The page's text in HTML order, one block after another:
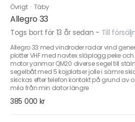
Övrigt · Täby
Allegro 33
Togs bort för 13 år sedan - Till
Allegro 33 med vindroder radar vind
plotter VHF med navtex släplogg peke
motor yanmar QM20 diverse segel till
segelbåt med 5 kojplatser jolle i sämre
skickas efter telefon kontakt på grund av
mila från min dator längre
385 000 kr